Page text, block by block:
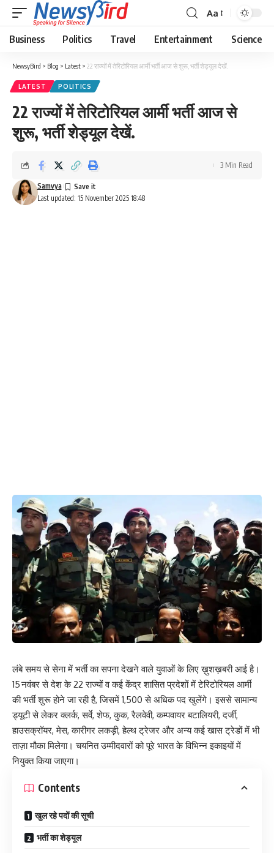
Aa
Business Politics Travel Entertainment Science
NewsyBird > Blog > Latest > 22 राज्यों में तेरिटोरियल आर्मी भर्ती आज से शुरू, भर्ती शेड्यूल देखें.
LATEST POLITICS
22 राज्यों में तेरिटोरियल आर्मी भर्ती आज से
शुरू, भर्ती शेड्यूल देखें.
Last updated: 15 November 2025 18:48
Samvya
3 Min Read
लंबे समय से सेना में भर्ती का सपना देखने वाले युवाओं के लिए ख़ुशख़बरी आई है।
15 नवंबर से देश के 22 राज्यों व कई केंद्र शासित प्रदेशों में टेरिटोरियल आर्मी
की भर्ती शुरू होने जा रही है, जिसमें 1,500 से अधिक पद खुलेंगे। इससे सामान्य
ड्यूटी से लेकर क्लर्क, सर्वे, शेफ, कुक, रैलवेवी, कम्पवायर बटालियरी, दर्जी,
हाउसक्रॉयर, मेस, कारीगर लकड़ी, हेल्थ ट्रेजर और अन्य कई खास ट्रेडों में भी
ताज़ा मौका मिलेगा। चयनित उम्मीदवारों को पूरे भारत के विभिन्न इकाइयों में
नियुक्त किया जाएगा।
Contents
खुल रहे पदों की सूची
भर्ती का शेड्यूल